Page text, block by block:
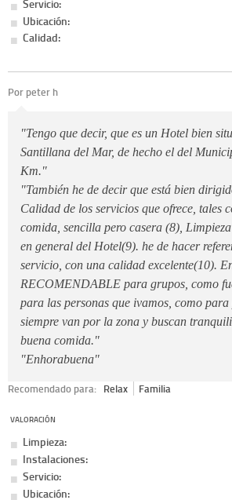
Servicio:
Ubicación:
Calidad:
Por peter h
"Tengo que decir, que es un Hotel bien
Santillana del Mar, de hecho el del
Km."
"También he de decir que está bien
Calidad de los servicios que ofrece, tales
comida, sencilla pero casera (8),
en general del Hotel(9). he de hacer
servicio, con una calidad excelente(10).
RECOMENDABLE para grupos, como
para las personas que ivamos, como
siempre van por la zona y buscan
buena comida."
"Enhorabuena"
Recomendado para: Relax Familia
VALORACIÓN
Limpieza:
Instalaciones:
Servicio:
Ubicación: